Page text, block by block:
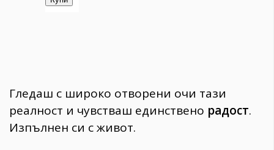
Гледаш с широко отворени очи тази
реалност и чувстваш единствено радост.
Изпълнен си с живот.